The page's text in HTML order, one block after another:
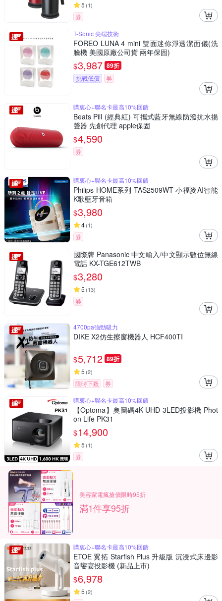
5 (1)
券
T-Sonic 尖端技術
FOREO LUNA 4 mini 雙面迷你淨透潔面儀(洗
臉機 美國原廠公司貨 兩年保固)
$3,987 89折
挑戰低價 券
購衷心+聯名卡最高10%回饋
Beats Pill (經典紅) 可攜式藍牙無線防潑抗水揚
聲器 先創代理 apple保固
$4,590
券
購衷心+聯名卡最高10%回饋
Philips HOME系列 TAS2509WT 小福麥AI智能
K歌藍牙音箱
$3,980
4(1)
券
國際牌 Panasonic 中文輸入/中文顯示數位無線
電話 KX-TGE612TWB
$3,280
5 (13)
券
4700pa強勁吸力
DIKE X2仿生擦窗機器人 HCF400TI
$5,712 89折
5 (2)
限時下殺
券
購衷心+聯名卡最高10%回饋
【Optoma】奧圖碼4K UHD 3LED投影機 Phot
on Life PK31
$14,900
5 (1)
券
美容家電瘋搶價限時95折
滿1件享95折
購衷心+聯名卡最高10%回饋
ETOE 翼拓 Starfish Plus 升級版 沉浸式床邊影
音饗宴投影機 (新品上市)
$6,978
5 (2)